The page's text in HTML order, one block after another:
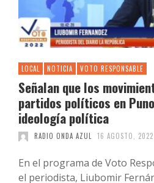
LOCAL NOTICIA VOTO RESPONSABLE
Señalan que los
partidos políticos en
ideología política
RADIO ONDA AZUL 16 AGOSTO, 2022
En el programa de Voto
el periodista, Liubomir